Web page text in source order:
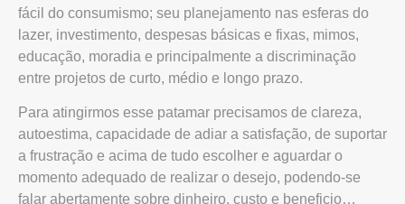
fácil do consumismo; seu planejamento nas esferas do
lazer, investimento, despesas básicas e fixas, mimos,
educação, moradia e principalmente a discriminação
entre projetos de curto, médio e longo prazo.
Para atingirmos esse patamar precisamos de clareza,
autoestima, capacidade de adiar a satisfação, de suportar
a frustração e acima de tudo escolher e aguardar o
momento adequado de realizar o desejo, podendo-se
falar abertamente sobre dinheiro, custo e beneficio…